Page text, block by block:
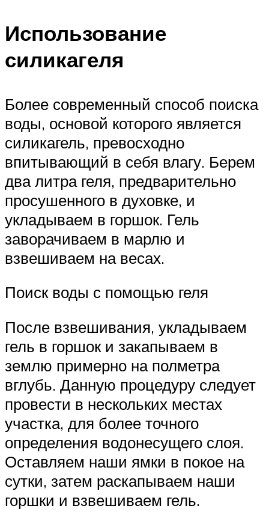
Использование
силикагеля
Более современный способ поиска
воды, основой которого является
силикагель, превосходно
впитывающий в себя влагу. Берем
два литра геля, предварительно
просушенного в духовке, и
укладываем в горшок. Гель
заворачиваем в марлю и
взвешиваем на весах.
Поиск воды с помощью геля
После взвешивания, укладываем
гель в горшок и закапываем в
землю примерно на полметра
вглубь. Данную процедуру следует
провести в нескольких местах
участка, для более точного
определения водонесущего слоя.
Оставляем наши ямки в покое на
сутки, затем раскапываем наши
горшки и взвешиваем гель.